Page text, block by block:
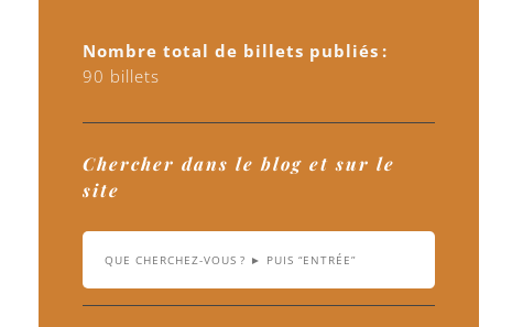
Nombre total de billets publiés :
90 billets
Chercher dans le blog et sur le
site